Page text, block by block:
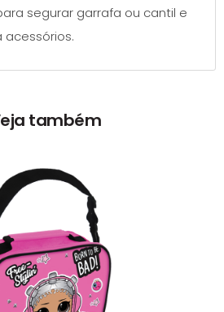
segurar garrafa ou cantil e
acessórios.
também